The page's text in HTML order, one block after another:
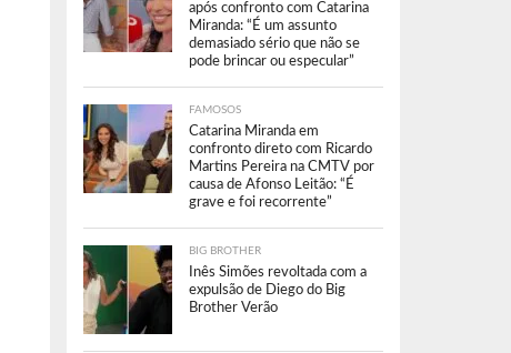
após confronto com Catarina
Miranda: “É um assunto
demasiado sério que não se
pode brincar ou especular”
FAMOSOS
Catarina Miranda em
confronto direto com Ricardo
Martins Pereira na CMTV por
causa de Afonso Leitão: “É
grave e foi recorrente”
BIG BROTHER
Inês Simões revoltada com a
expulsão de Diego do Big
Brother Verão